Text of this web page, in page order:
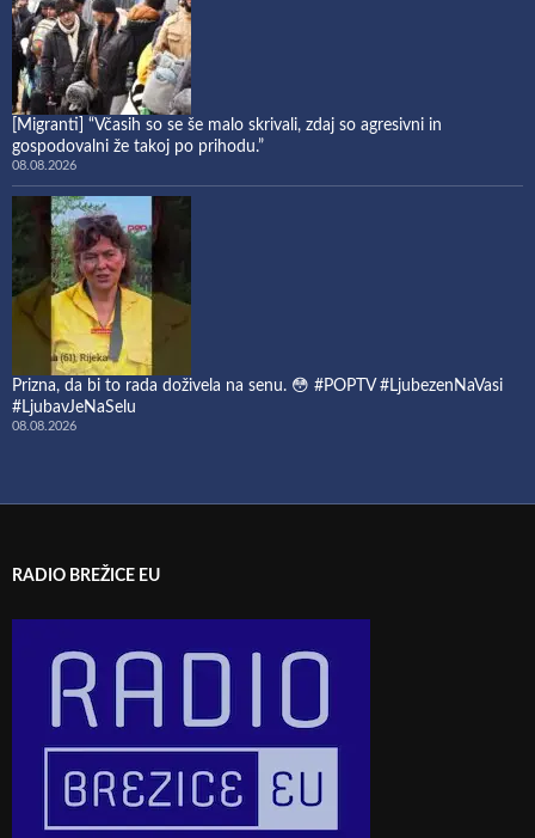
[Migranti] “Včasih so se še malo skrivali, zdaj so agresivni in
gospodovalni že takoj po prihodu.”
08.08.2026
Prizna, da bi to rada doživela na senu. 😳 #POPTV #LjubezenNaVasi
#LjubavJeNaSelu
08.08.2026
RADIO BREŽICE EU